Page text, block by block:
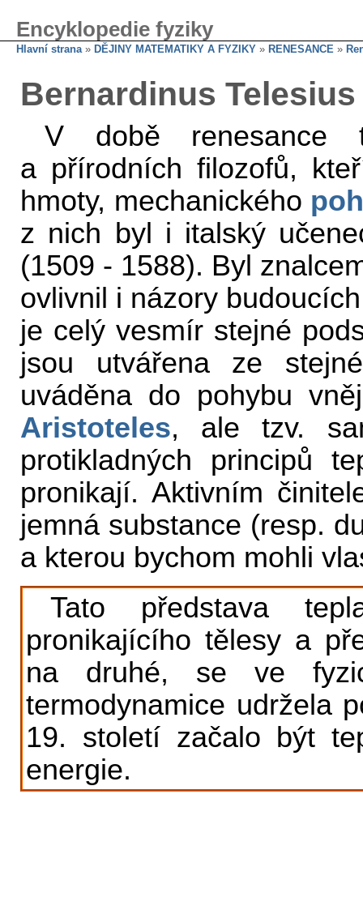
Encyklopedie fyziky
Hlavní strana» DĚJINY MATEMATIKY A FYZIKY » RENESANCE »
Bernardinus Telesius
V době renesance
a přírodních filozofů,
hmoty, mechanického
z nich byl i italský
(1509 - 1588). Byl
ovlivnil i názory
je celý vesmír stejné
jsou utvářena ze
uváděna do pohybu
Aristoteles, ale tzv.
protikladných principů
pronikají. Aktivním
jemná substance (resp.
a kterou bychom mohli
Tato představa
pronikajícího tělesy a
na druhé, se ve
termodynamice udržela
19. století začalo být
energie.